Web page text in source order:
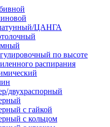
ЦАНГА
по высоте
распирания
двухраспорный
с гайкой
с кольцом